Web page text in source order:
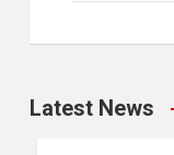
Latest News